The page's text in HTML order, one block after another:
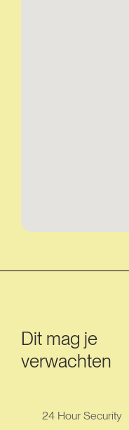
Dit mag je
verwachten
24 Hour Security